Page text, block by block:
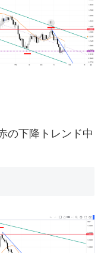
の下降トレンド中